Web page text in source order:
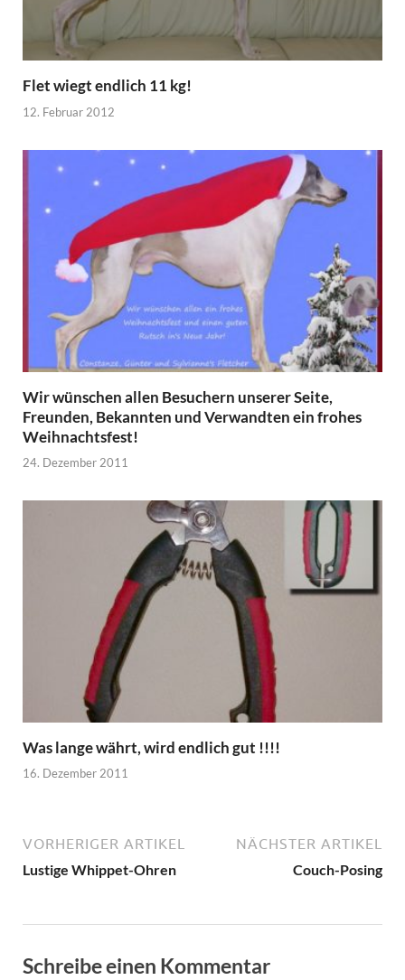
Flet wiegt endlich 11 kg!
12. Februar 2012
Wir wünschen allen Besuchern unserer Seite,
Freunden, Bekannten und Verwandten ein frohes
Weihnachtsfest!
24. Dezember 2011
Was lange währt, wird endlich gut !!!!
16. Dezember 2011
VORHERIGER ARTIKEL
Lustige Whippet-Ohren
NÄCHSTER ARTIKEL
Couch-Posing
Schreibe einen Kommentar